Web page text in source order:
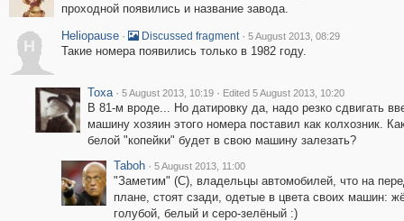
проходной появились и название завода.
H
Heliopause · Discussed fragment · 5 August 2013, 08:29
Такие номера появились только в 1982 году.
Toxa · 5 August 2013, 10:19 · Edited 5 August 2013, 10:20
В 81-м вроде... Но датировку да, надо резко сдвигать
машину хозяин этого номера поставил как колхозник.
белой "копейки" будет в свою машину залезать?
Taboh · 5 August 2013, 11:00
"Заметим" (С), владельцы автомобилей, что на
плане, стоят сзади, одетые в цвета своих машин:
голубой, белый и серо-зелёный :)